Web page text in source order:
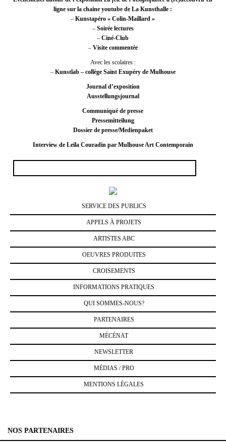
ligne sur lachaine youtube de La Kunsthalle :
–Kunstapéro « Colin-Maillard »
– Soirée lectures
–Ciné-Club
– Visite commentée
Avec les scolaires :
– Kunstlab – collège Saint Exupéry de Mulhouse
Journal d’exposition
Ausstellungsjournal
Communiqué de presse
Pressemitteilung
Dossier de presse/Medienpaket
Interview de Leïla Couradin par Mulhouse Art Contemporain
SERVICE DES PUBLICS
APPELS À PROJETS
ARTISTES ABC
OEUVRES PRODUITES
CROISEMENTS
INFORMATIONS PRATIQUES
QUI SOMMES-NOUS?
PARTENAIRES
MÉCÉNAT
NEWSLETTER
MÉDIAS / PRO
MENTIONS LÉGALES
NOS PARTENAIRES